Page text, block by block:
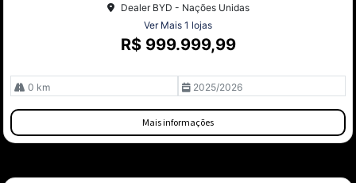
Dealer BYD - Nações Unidas
Ver Mais 1 lojas
R$ 999.999,99
0 km 2025/2026
Mais informações